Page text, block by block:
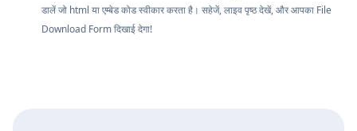
डालें जो html या एम्बेड कोड स्वीकार करता है। सहेजें, लाइव पृष्ठ देखें, और आपका File
Download Form दिखाई देगा!